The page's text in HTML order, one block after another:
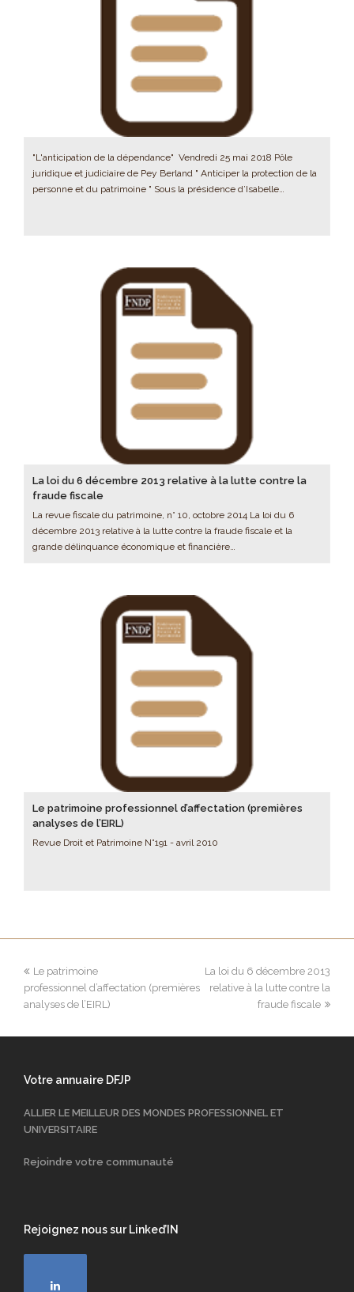
"L'anticipation de la dépendance" Vendredi 25 mai 2018 Pôle
juridique et judiciaire de Pey Berland " Anticiper la protection de la
personne et du patrimoine " Sous la présidence d’Isabelle…
La loi du 6 décembre 2013 relative à la lutte contre la
fraude fiscale
La revue fiscale du patrimoine, n° 10, octobre 2014 La loi du 6
décembre 2013 relative à la lutte contre la fraude fiscale et la
grande délinquance économique et financière…
Le patrimoine professionnel d’affectation (premières
analyses de l’EIRL)
Revue Droit et Patrimoine N°191 - avril 2010
Le patrimoine
professionnel d’affectation (premières
analyses de l’EIRL)
La loi du 6 décembre 2013
relative à la lutte contre la
fraude fiscale
Votre annuaire DFJP
ALLIER LE MEILLEUR DES MONDES PROFESSIONNEL ET
UNIVERSITAIRE
Rejoindre votre communauté
Rejoignez nous sur Linked’IN